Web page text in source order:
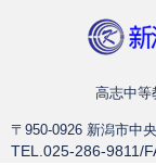
高志中等
〒950-0926 新潟市中
TEL.025-286-9811/